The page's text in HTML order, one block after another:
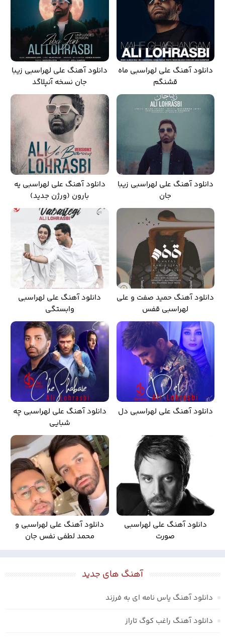
دانلود آهنگ علی لهراسبی ماه
قشنگم
دانلود آهنگ علی لهراسبی زیبا
جان نسخه آنپلاگد
دانلود آهنگ علی لهراسبی زیبا
جان
دانلود آهنگ علی لهراسبی یه
بارون (ورژن جدید)
دانلود آهنگ حمید صفت و علی
لهراسبی قفس
دانلود آهنگ علی لهراسبی
وابستگی
دانلود آهنگ علی لهراسبی دل
دانلود آهنگ علی لهراسبی چه
شبایی
دانلود آهنگ علی لهراسبی
صورت
دانلود آهنگ علی لهراسبی و
محمد لطفی نفس جان
آهنگ های جدید
دانلود آهنگ یاس نامه ای به فرزند
دانلود آهنگ راغب کوگ تاراز